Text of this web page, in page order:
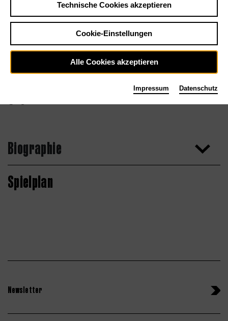
Biographie
Spielplan
Newsletter
Technische Cookies akzeptieren
Cookie-Einstellungen
Alle Cookies akzeptieren
Impressum Datenschutz